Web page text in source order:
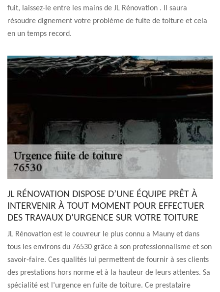
fuit, laissez-le entre les mains de JL Rénovation . Il saura
résoudre dignement votre problème de fuite de toiture et cela
en un temps record.
JL RÉNOVATION DISPOSE D’UNE ÉQUIPE PRÊT À
INTERVENIR À TOUT MOMENT POUR EFFECTUER
DES TRAVAUX D’URGENCE SUR VOTRE TOITURE
JL Rénovation est le couvreur le plus connu a Mauny et dans
tous les environs du 76530 grâce à son professionnalisme et son
savoir-faire. Ces qualités lui permettent de fournir à ses clients
des prestations hors norme et à la hauteur de leurs attentes. Sa
spécialité est l’urgence en fuite de toiture. Ce prestataire